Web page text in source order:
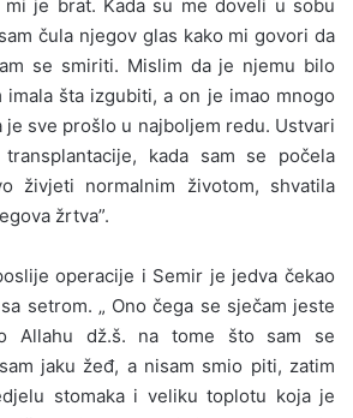
je brat. Kada su me doveli u sobu
čula njegov glas kako mi govori da
se smiriti. Mislim da je njemu bilo
šta izgubiti, a on je imao mnogo
je sve prošlo u najboljem redu. Ustvari
kada sam se počela
živjeti normalnim životom, shvatila
žrtva”.
operacije i Semir je jedva čekao
setrom. „ Ono čega se sječam jeste
Allahu dž.š. na tome što sam se
jaku žeđ, a nisam smio piti, zatim
stomaka i veliku toplotu koja je